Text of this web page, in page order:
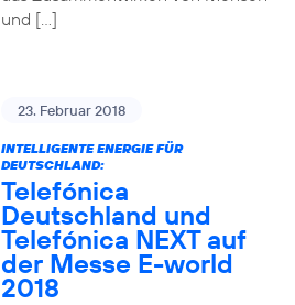
und […]
23. Februar 2018
INTELLIGENTE ENERGIE FÜR
DEUTSCHLAND:
Telefónica
Deutschland und
Telefónica NEXT auf
der Messe E-world
2018